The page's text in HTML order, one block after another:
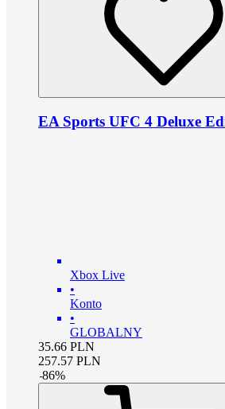
EA Sports UFC 4 Deluxe
Xbox Live
•
Konto
•
GLOBALNY
35.66 PLN
257.57 PLN
-86%